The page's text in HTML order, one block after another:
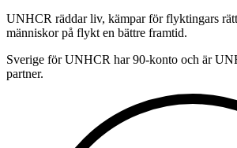
UNHCR räddar liv, kämpar för flyktingars
människor på flykt en bättre framtid.
Sverige för UNHCR har 90-konto och är
partner.